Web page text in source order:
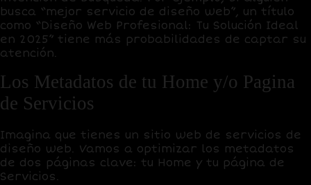
busca “mejor servicio de diseño web”, un título
como “Diseño Web Profesional: Tu Solución Ideal
en 2025” tiene más probabilidades de captar su
atención.
Los Metadatos de tu Home y/o Pagina
de Servicios
Imagina que tienes un sitio web de servicios de
diseño web. Vamos a optimizar los metadatos
de dos páginas clave: tu Home y tu página de
Servicios.